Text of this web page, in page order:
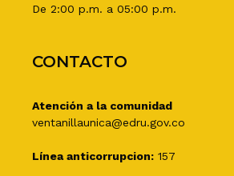
De 2:00 p.m. a 05:00 p.m.
CONTACTO
Atención a la comunidad
ventanillaunica@edru.gov.co
Línea anticorrupcion: 157